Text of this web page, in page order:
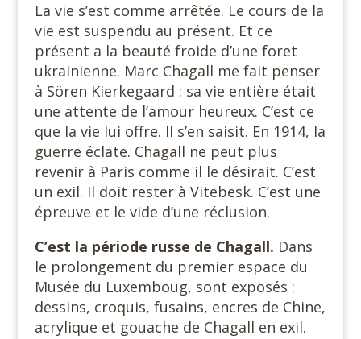
La vie s’est comme arrêtée. Le cours de la
vie est suspendu au présent. Et ce
présent a la beauté froide d’une foret
ukrainienne. Marc Chagall me fait penser
à Sören Kierkegaard : sa vie entière était
une attente de l’amour heureux. C’est ce
que la vie lui offre. Il s’en saisit. En 1914, la
guerre éclate. Chagall ne peut plus
revenir à Paris comme il le désirait. C’est
un exil. Il doit rester à Vitebesk. C’est une
épreuve et le vide d’une réclusion.
C’est la période russe de Chagall. Dans
le prolongement du premier espace du
Musée du Luxemboug, sont exposés :
dessins, croquis, fusains, encres de Chine,
acrylique et gouache de Chagall en exil.